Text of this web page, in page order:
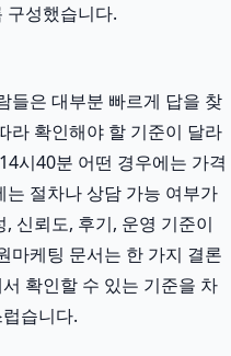
구성했습니다.
들은 대부분 빠르게 답을 찾
라 확인해야 할 기준이 달라
시40분 어떤 경우에는 가격
절차나 상담 가능 여부가
신뢰도, 후기, 운영 기준이
마케팅 문서는 한 가지 결론
확인할 수 있는 기준을 차
습니다.